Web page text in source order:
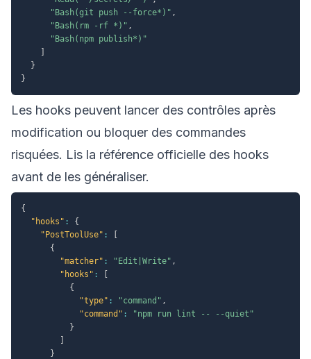
"Bash(git push --force*)" ,
"Bash(rm -rf *)" ,
"Bash(npm publish*)"
}
}
Les hooks peuvent lancer des contrôles après
modification ou bloquer des commandes
risquées. Lis la référence officielle des hooks
avant de les généraliser.
{
"hooks" :
{
"PostToolUse" :
{
"matcher" : "Edit|Write" ,
"hooks" :
{
"type" : "command" ,
"command" :
"npm run lint -- --quiet"
}
}